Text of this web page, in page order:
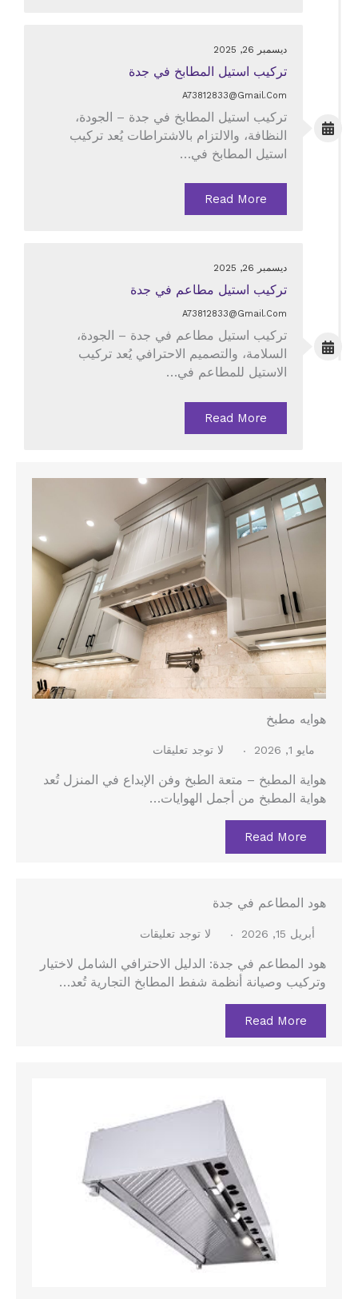
ديسمبر 26, 2025
تركيب استيل المطابخ في جدة
A73812833@gmail.com
تركيب استيل المطابخ في جدة – الجودة،
النظافة، والالتزام بالاشتراطات يُعد تركيب
استيل المطابخ في…
Read More
ديسمبر 26, 2025
تركيب استيل مطاعم في جدة
A73812833@gmail.com
تركيب استيل مطاعم في جدة – الجودة،
السلامة، والتصميم الاحترافي يُعد تركيب
الاستيل للمطاعم في…
Read More
هوايه مطبخ
مايو 1, 2026 لا توجد تعليقات
هواية المطبخ – متعة الطبخ وفن الإبداع في المنزل تُعد
هواية المطبخ من أجمل الهوايات…
Read More
هود المطاعم في جدة
أبريل 15, 2026 لا توجد تعليقات
هود المطاعم في جدة: الدليل الاحترافي الشامل لاختيار
وتركيب وصيانة أنظمة شفط المطابخ التجارية تُعد…
Read More